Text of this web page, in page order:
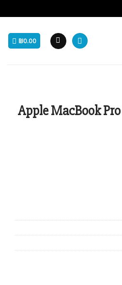
₪0.00
סוללה חליפית 6 תאים למחשב נייד Apple MacBook Pro